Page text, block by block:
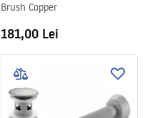
Brush Copper
181,00 Lei